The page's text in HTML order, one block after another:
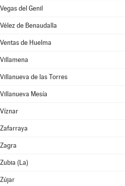
Vegas del Genil
Vélez de Benaudalla
Ventas de Huelma
Villamena
Villanueva de las Torres
Villanueva Mesía
Víznar
Zafarraya
Zagra
Zubia (La)
Zújar